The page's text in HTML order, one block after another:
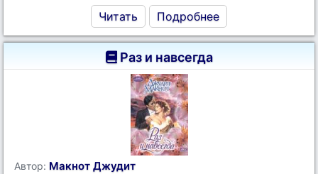
Читать Подробнее
Раз и навсегда
Автор: Макнот Джудит